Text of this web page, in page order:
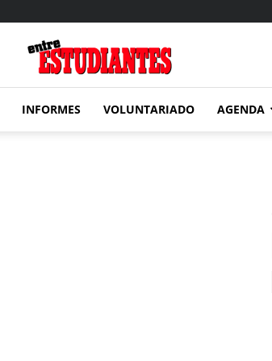
INFORMES VOLUNTARIADO AGENDA